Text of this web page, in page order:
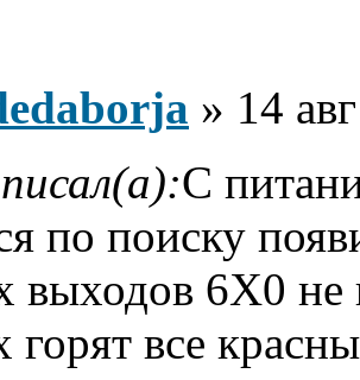
» 14
С
по поиску
выходов 6Х0 не
горят все